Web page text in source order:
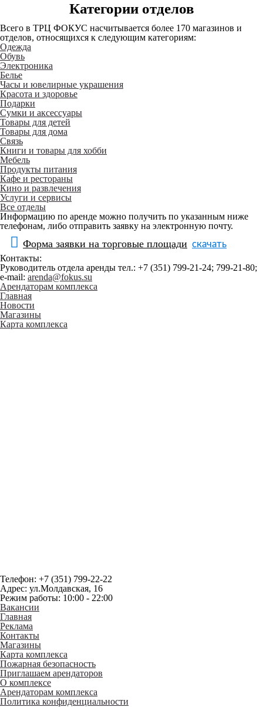
Категории отделов
Всего в ТРЦ ФОКУС насчитывается более 170 магазинов и
отделов, относящихся к следующим категориям:
Одежда
Обувь
Электроника
Белье
Часы и ювелирные украшения
Красота и здоровье
Подарки
Сумки и аксессуары
Товары для детей
Товары для дома
Связь
Книги и товары для хобби
Мебель
Продукты питания
Кафе и рестораны
Кино и развлечения
Услуги и сервисы
Все отделы
Информацию по аренде можно получить по указанным ниже
телефонам, либо отправить заявку на электронную почту.
Форма заявки на торговые площади
Контакты:
Руководитель отдела аренды тел.: +7 (351) 799-21-24; 799-21-80;
e-mail: arenda@fokus.su
Арендаторам комплекса
Главная
Новости
Магазины
Карта комплекса
Телефон: +7 (351) 799-22-22
Адрес: ул.Молдавская, 16
Режим работы: 10:00 - 22:00
Вакансии
Главная
Реклама
Контакты
Магазины
Карта комплекса
Пожарная безопасность
Приглашаем арендаторов
О комплексе
Арендаторам комплекса
Политика конфиденциальности